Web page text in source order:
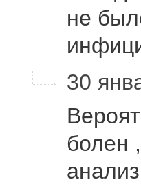
не
30
болен